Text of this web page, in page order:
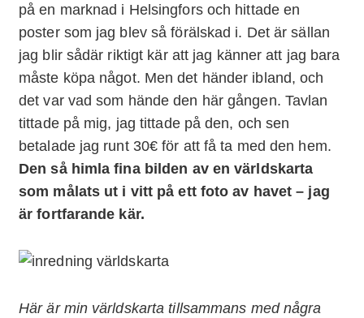
på en marknad i Helsingfors och hittade en
poster som jag blev så förälskad i. Det är sällan
jag blir sådär riktigt kär att jag känner att jag bara
måste köpa något. Men det händer ibland, och
det var vad som hände den här gången. Tavlan
tittade på mig, jag tittade på den, och sen
betalade jag runt 30€ för att få ta med den hem.
Den så himla fina bilden av en världskarta
som målats ut i vitt på ett foto av havet – jag
är fortfarande kär.
Här är min världskarta tillsammans med några